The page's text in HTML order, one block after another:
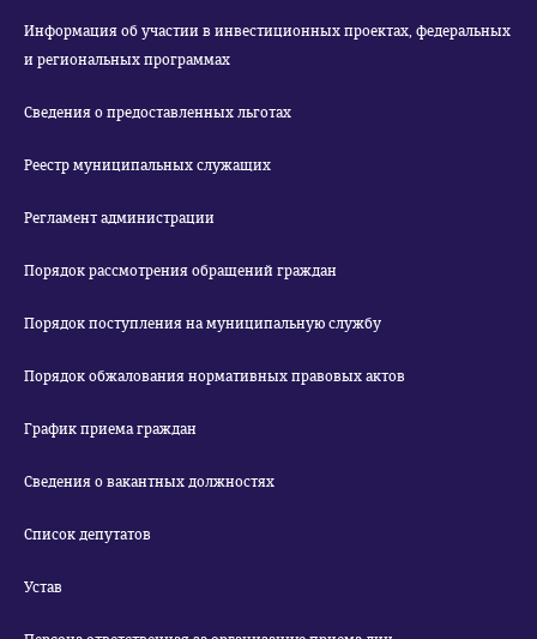
Информация об участии в инвестиционных проектах, федеральных
и региональных программах
Сведения о предоставленных льготах
Реестр муниципальных служащих
Регламент администрации
Порядок рассмотрения обращений граждан
Порядок поступления на муниципальную службу
Порядок обжалования нормативных правовых актов
График приема граждан
Сведения о вакантных должностях
Список депутатов
Устав